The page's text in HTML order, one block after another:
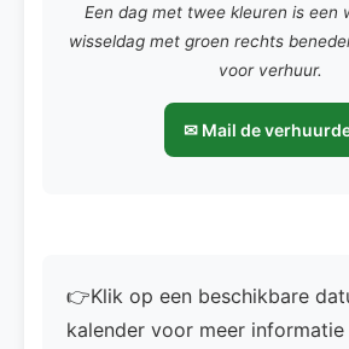
Een dag met twee kleuren is een
wisseldag met groen rechts
voor verhuur.
✉ Mail de
👉Klik op een beschikbare
kalender voor meer